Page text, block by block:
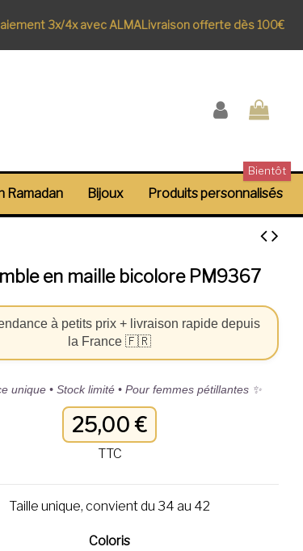
3x/4x avec ALMALivraison offerte dès 100€
Ramadan Bijoux Produits personnalisés
Bientôt
en maille bicolore PM9367
à petits prix + livraison rapide depuis
la France 🇫🇷
unique • Stock limité • Pour femmes pétillantes ✨
25,00 €
TTC
Taille unique, convient du 34 au 42
Coloris